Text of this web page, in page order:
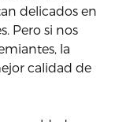
delicados en
Pero si nos
la
calidad de